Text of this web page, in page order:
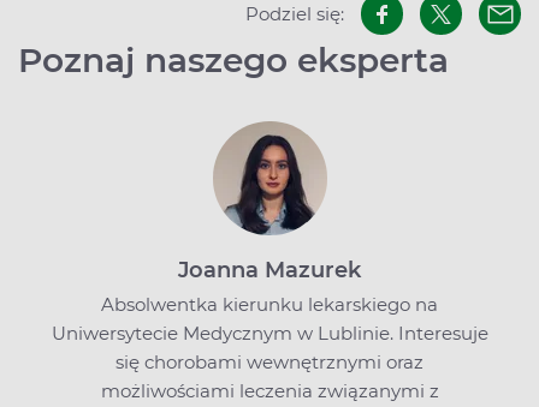
Podziel się:
Poznaj naszego eksperta
Joanna Mazurek
Absolwentka kierunku lekarskiego na
Uniwersytecie Medycznym w Lublinie. Interesuje
się chorobami wewnętrznymi oraz
możliwościami leczenia związanymi z